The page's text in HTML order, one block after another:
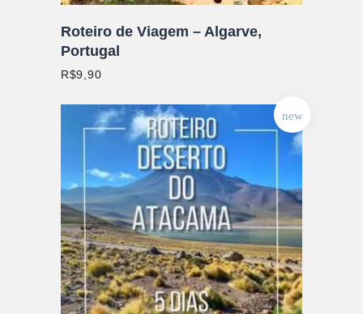
Roteiro de Viagem – Algarve,
Portugal
R$9,90
new
ADICIONAR AO CARRINHO